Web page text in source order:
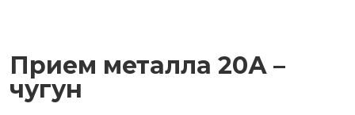
Прием металла 20А –
чугун